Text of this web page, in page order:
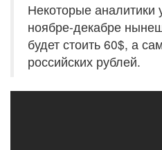
Некоторые аналитики
ноябре-декабре
будет стоить 60$, а
российских рублей.